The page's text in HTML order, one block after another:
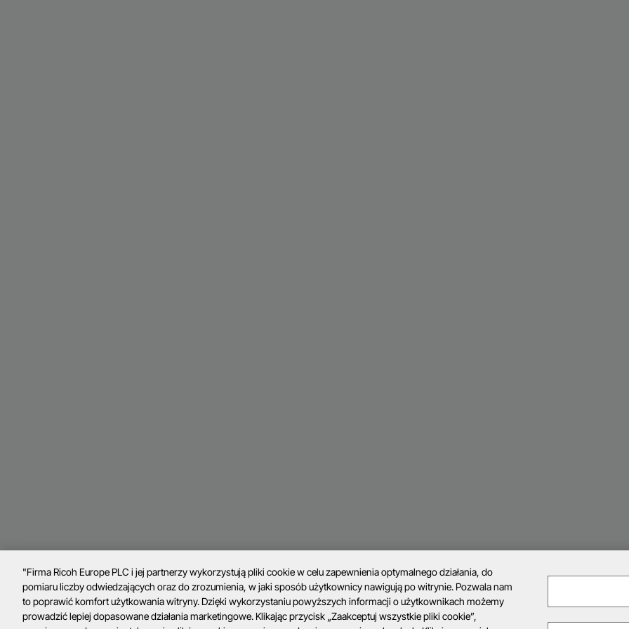
"Firma Ricoh Europe PLC i jej partnerzy wykorzystują pliki cookie w celu zapewnienia optymalnego działania, do
pomiaru liczby odwiedzających oraz do zrozumienia, w jaki sposób użytkownicy nawigują po witrynie. Pozwala nam
to poprawić komfort użytkowania witryny. Dzięki wykorzystaniu powyższych informacji o użytkownikach możemy
prowadzić lepiej dopasowane działania marketingowe. Klikając przycisk „Zaakceptuj wszystkie pliki cookie”,